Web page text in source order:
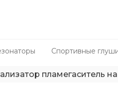
Спортивные
пламегаситель